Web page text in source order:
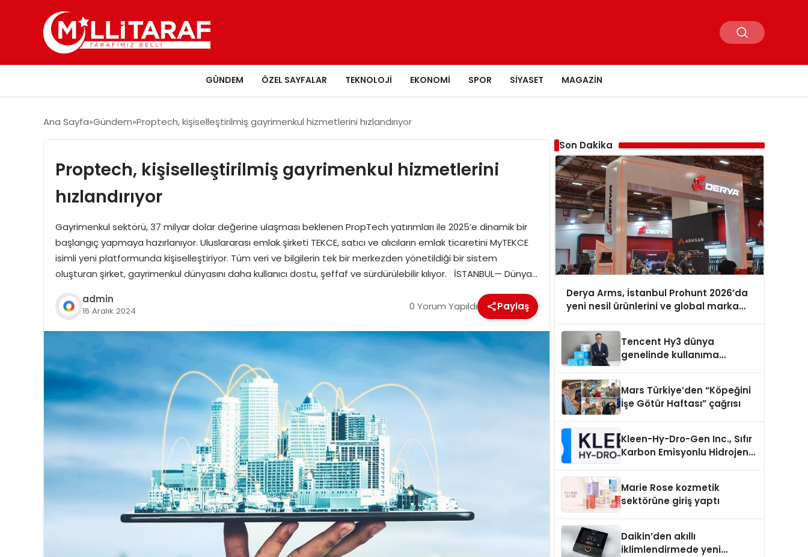
GÜNDEM ÖZEL SAYFALAR TEKNOLOJI EKONOMI SPOR SIYASET MAGAZIN
Ana Sayfa Gündem Proptech, kişiselleştirilmiş gayrimenkul hizmetlerini hızlandırıyor
Proptech, kişiselleştirilmiş gayrimenkul hizmetlerini
hızlandırıyor
Gayrimenkul sektörü, 37 milyar dolar değerine ulaşması beklenen PropTech yatırımları ile 2025’e dinamik bir
başlangıç yapmaya hazırlanıyor. Uluslararası emlak şirketi TEKCE, satıcı ve alıcıların emlak ticaretini MyTEKCE
isimli yeni platformunda kişiselleştiriyor. Tüm veri ve bilgilerin tek bir merkezden yönetildiği bir sistem
oluşturan şirket, gayrimenkul dünyasını daha kullanıcı dostu, şeffaf ve sürdürülebilir kılıyor. İSTANBUL— Dünya…
admin
16 Aralık 2024 0 Yorum Yapıldı Paylaş
Son Dakika
Derya Arms, İstanbul Prohunt 2026’da
yeni nesil ürünlerini ve global marka
Tencent Hy3 dünya
genelinde kullanıma
Mars Türkiye’den “Köpeğini
İşe Götür Haftası” çağrısı
Kleen-Hy-Dro-Gen Inc., Sıfır
Karbon Emisyonlu Hidrojen
Aldı
Marie Rose kozmetik
sektörüne giriş yaptı
Daikin’den akıllı
iklimlendirmede yeni